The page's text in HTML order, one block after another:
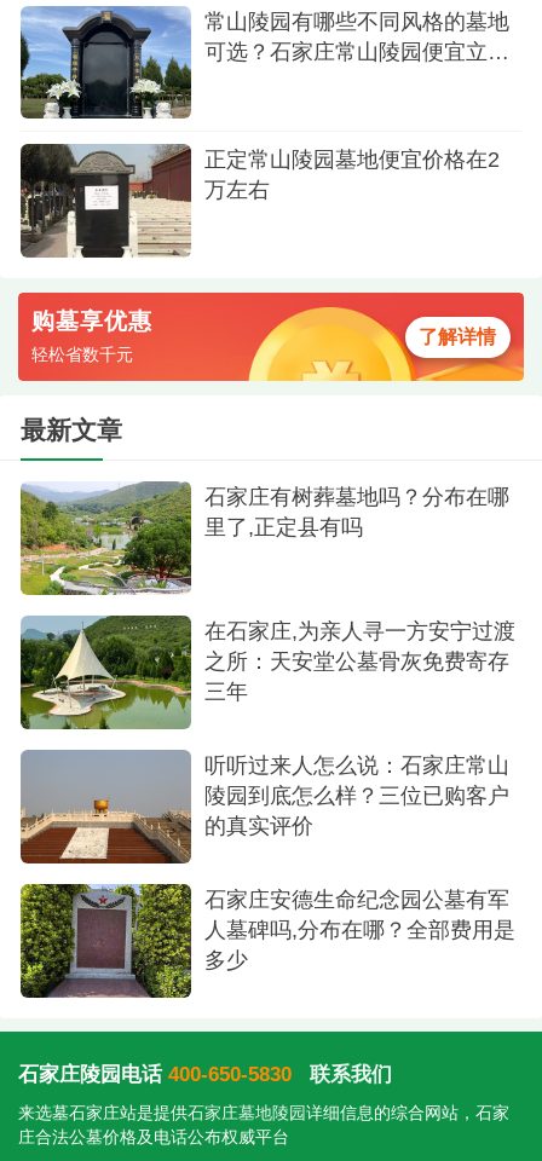
杜先生：环境宁静，管理有序
“常山陵园地理位置优越，墓地环境宁静，景色
怡人。墓地内绿树成荫，管理有序，为逝者提供了
一个和谐、宁静的长眠之地。家庭选择常山陵园，
通常是为了给予逝者一个安详、尊严的永眠环境，
同时也为了家人提供一个平和、怀念的场所。”
李先生的评价更侧重于环境和感受。他说“绿树
成荫”、“景色怡人”，这不是客套话。常山陵园坐落
在正定县城西北，背靠恒山余脉，园区的绿化覆盖
率确实很高。你亲自去过就知道，不像有些陵园光
秃秃的、全是石头，常山给人的感觉更像一个安静
的大公园。另外李先生特别提到了“管理有序”——这
三个字看着简单，其实很重要。有些小陵园没人
管，杂草丛生、碑歪了也没人扶，祭扫的时候心里
真不是滋味。而正规的陵园有专人维护绿化、定期
临时：专业团队，让人安心
“常山陵园坐落在风景秀美的地区，常山陵园是
常山陵园有哪些不同风格的墓地
可选？石家庄常山陵园便宜立碑
正定常山陵园墓地便宜价格在2
万左右
购墓享优惠
轻松省数千元
了解详情
最新文章
石家庄有树葬墓地吗？分布在哪
里了,正定县有吗
在石家庄,为亲人寻一方安宁过渡
之所：天安堂公墓骨灰免费寄存
三年
听听过来人怎么说：石家庄常山
陵园到底怎么样？三位已购客户
的真实评价
石家庄安德生命纪念园公墓有军
人墓碑吗,分布在哪？全部费用是
多少
石家庄陵园电话 400-650-5830 联系我们
来选墓石家庄站是提供石家庄墓地陵园 详细信息的综合网站，石家
庄合法公墓价格及电话公布权威平台